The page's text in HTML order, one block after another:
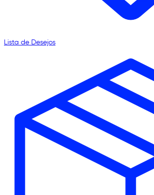
Lista de Desejos